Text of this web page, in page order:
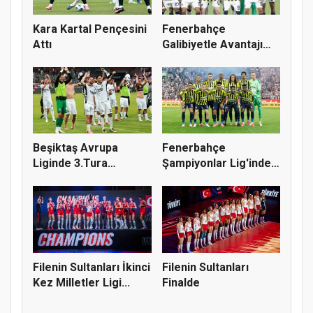
Kara Kartal Pençesini
Attı
Fenerbahçe
Galibiyetle Avantajı
Beşiktaş Avrupa
Liginde 3.Tura
Fenerbahçe
Şampiyonlar Lig'inde
Filenin Sultanları İkinci
Kez Milletler Ligi...
Filenin Sultanları
Finalde